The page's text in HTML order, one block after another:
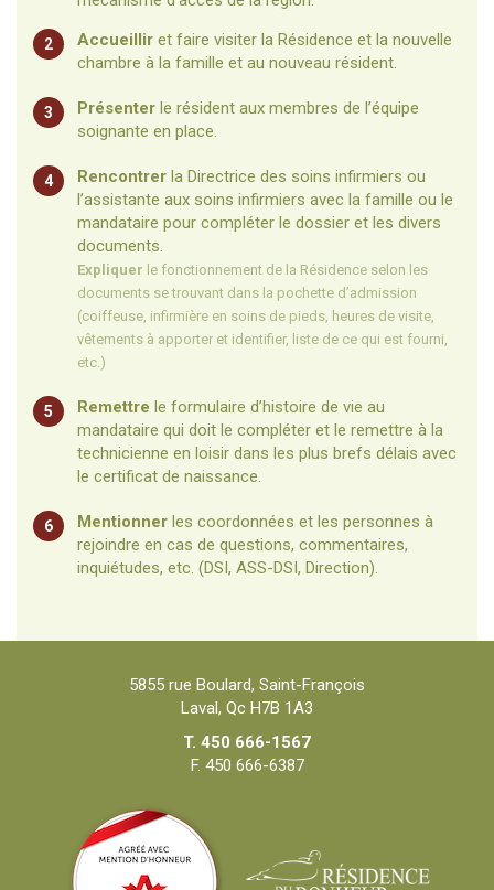
2 Accueillir et faire visiter la Résidence et la nouvelle
chambre à la famille et au nouveau résident.
3 Présenter le résident aux membres de l’équipe
soignante en place.
4 Rencontrer la Directrice des soins infirmiers ou
l’assistante aux soins infirmiers avec la famille ou le
mandataire pour compléter le dossier et les divers
documents.
Expliquer le fonctionnement de la Résidence selon les
documents se trouvant dans la pochette d’admission
(coiffeuse, infirmière en soins de pieds, heures de visite,
vêtements à apporter et identifier, liste de ce qui est fourni,
etc.)
5 Remettre le formulaire d’histoire de vie au
mandataire qui doit le compléter et le remettre à la
technicienne en loisir dans les plus brefs délais avec
le certificat de naissance.
6 Mentionner les coordonnées et les personnes à
rejoindre en cas de questions, commentaires,
inquiétudes, etc. (DSI, ASS-DSI, Direction).
5855 rue Boulard, Saint-François
Laval, Qc H7B 1A3
T. 450 666-1567
F. 450 666-6387